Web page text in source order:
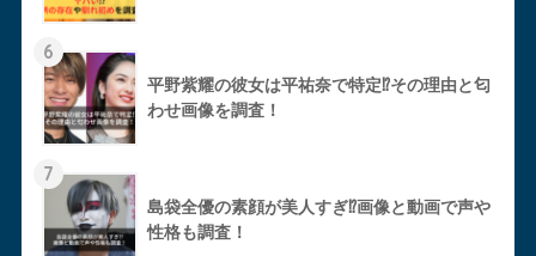
6
平野紫耀の彼女は平祐奈で特定⁉︎その理由と匂
わせ画像を調査！
7
島袋全優の素顔が美人すぎ⁉︎画像と動画で声や
性格も調査！